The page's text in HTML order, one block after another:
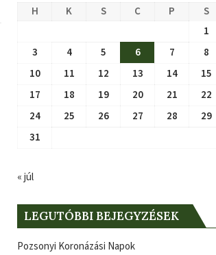
H K S C P S
1
3
4 5 6 7 8
10
11 12 13 14 15
17
18 19 20 21 22
24
25 26 27 28 29
31
« júl
LEGUTÓBBI BEJEGYZÉSEK
Pozsonyi Koronázási Napok